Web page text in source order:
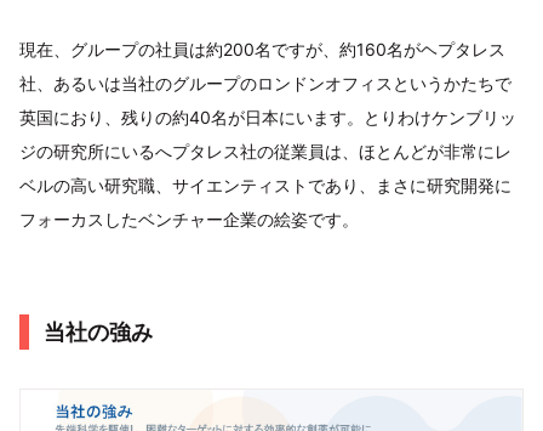
現在、グループの社員は約200名ですが、約160名がヘプタレス
社、あるいは当社のグループのロンドンオフィスというかたちで
英国におり、残りの約40名が日本にいます。とりわけケンブリッ
ジの研究所にいるへプタレス社の従業員は、ほとんどが非常にレ
ベルの高い研究職、サイエンティストであり、まさに研究開発に
フォーカスしたベンチャー企業の絵姿です。
当社の強み